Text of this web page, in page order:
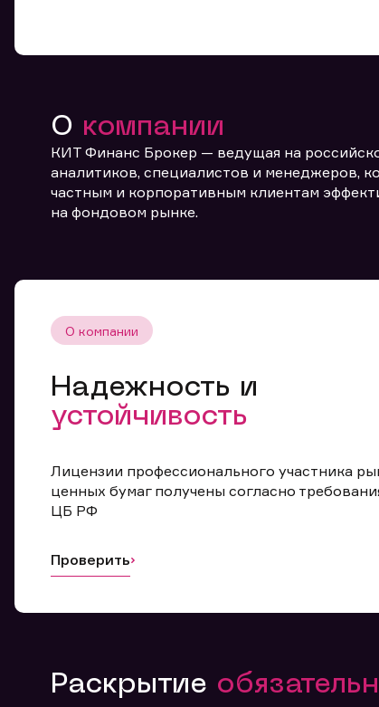
О компании
КИТ Финанс Брокер — ведущая на
аналитиков, специалистов и менеджеров,
частным и корпоративным клиентам
на фондовом рынке.
О компании
Надежность и
устойчивость
Лицензии профессионального участника
ценных бумаг получены согласно
ЦБ РФ
Проверить
Раскрытие